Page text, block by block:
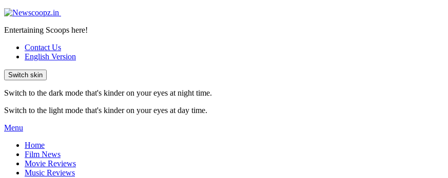
Entertaining Scoops here!
Contact Us
English Version
Switch skin
Switch to the dark mode that's kinder on your eyes at night time.
Switch to the light mode that's kinder on your eyes at day time.
Menu
Home
Film News
Movie Reviews
Music Reviews